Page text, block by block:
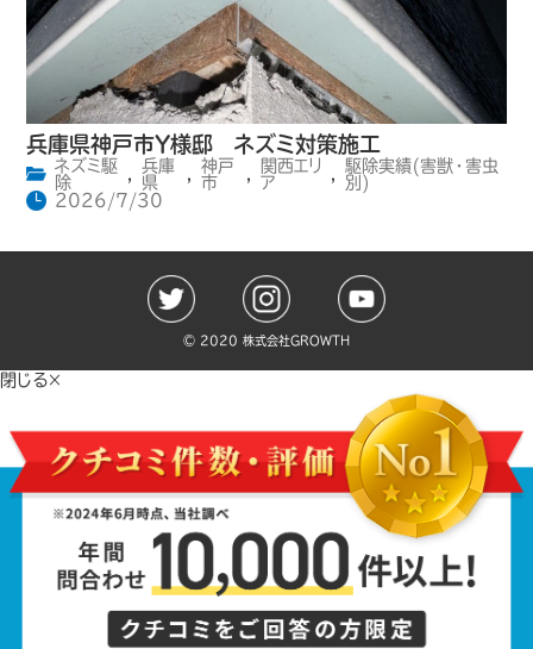
兵庫県神戸市Y様邸 ネズミ対策施工
ネズミ駆
除
,
兵庫
県
,
神戸
市
,
関西エリ
ア
,
駆除実績(害獣・害虫
別)
2026/7/30
©️ 2020 株式会社GROWTH
閉じる×